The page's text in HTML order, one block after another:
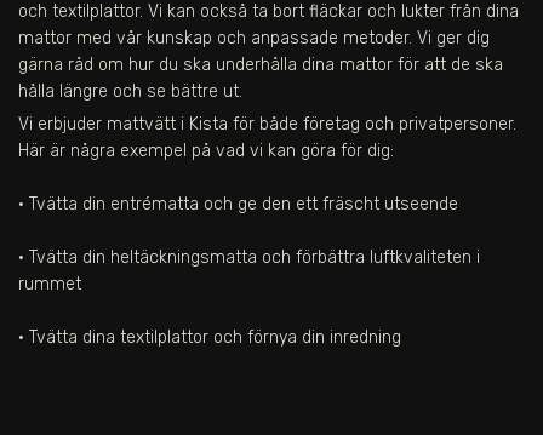
och textilplattor. Vi kan också ta bort fläckar och lukter från dina
mattor med vår kunskap och anpassade metoder. Vi ger dig
gärna råd om hur du ska underhålla dina mattor för att de ska
hålla längre och se bättre ut.
Vi erbjuder mattvätt i Kista för både företag och privatpersoner.
Här är några exempel på vad vi kan göra för dig:
• Tvätta din entrématta och ge den ett fräscht utseende
• Tvätta din heltäckningsmatta och förbättra luftkvaliteten i
rummet
• Tvätta dina textilplattor och förnya din inredning